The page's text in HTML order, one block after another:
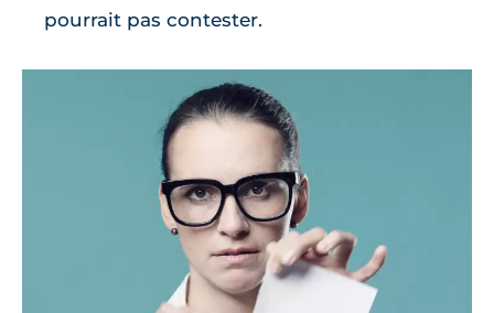
pourrait pas contester.